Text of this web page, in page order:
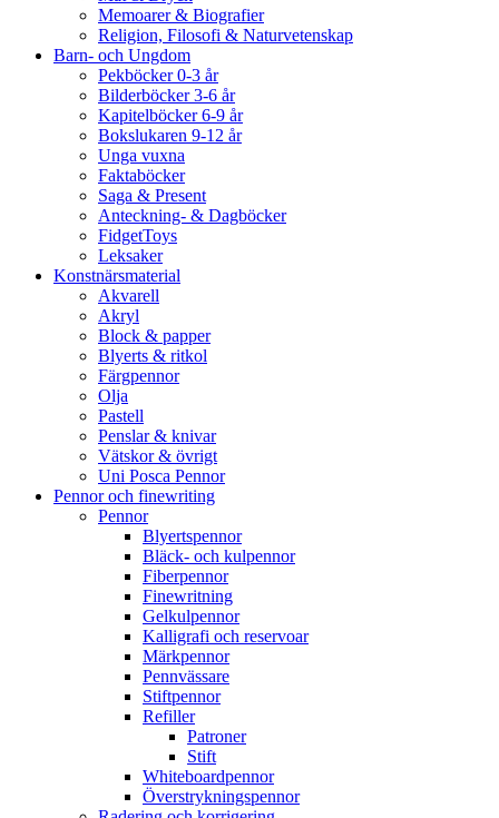
Memoarer & Biografier
Religion, Filosofi & Naturvetenskap
Barn- och Ungdom
Pekböcker 0-3 år
Bilderböcker 3-6 år
Kapitelböcker 6-9 år
Bokslukaren 9-12 år
Unga vuxna
Faktaböcker
Saga & Present
Anteckning- & Dagböcker
FidgetToys
Leksaker
Konstnärsmaterial
Akvarell
Akryl
Block & papper
Blyerts & ritkol
Färgpennor
Olja
Pastell
Penslar & knivar
Vätskor & övrigt
Uni Posca Pennor
Pennor och finewriting
Pennor
Blyertspennor
Bläck- och kulpennor
Fiberpennor
Finewritning
Gelkulpennor
Kalligrafi och reservoar
Märkpennor
Pennvässare
Stiftpennor
Refiller
Patroner
Stift
Whiteboardpennor
Överstrykningspennor